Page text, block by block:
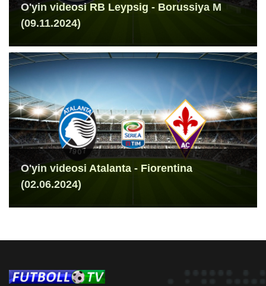
O'yin videosi RB Leypsig - Borussiya M
(09.11.2024)
O'yin videosi Atalanta - Fiorentina
(02.06.2024)